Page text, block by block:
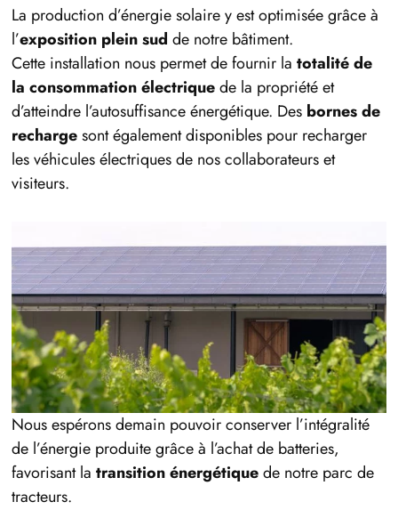
La production d’énergie solaire y est optimisée grâce à
l’exposition plein sud de notre bâtiment.
Cette installation nous permet de fournir la totalité de
la consommation électriquede la propriété et
d’atteindre l’autosuffisance énergétique. Des bornes de
rechargesont également disponibles pour recharger
les véhicules électriques de nos collaborateurs et
visiteurs.
Nous espérons demain pouvoir conserver l’intégralité
de l’énergie produite grâce à l’achat de batteries,
favorisant la transition énergétiquede notre parc de
tracteurs.